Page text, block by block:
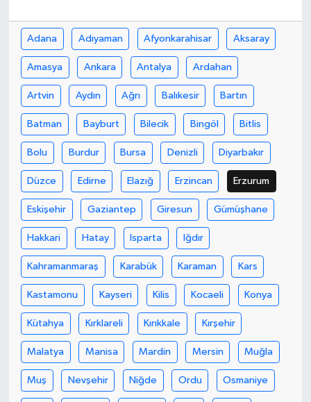
Adana Adıyaman Afyonkarahisar Aksaray
Amasya Ankara Antalya Ardahan
Artvin Aydın Ağrı Balıkesir Bartın
Batman Bayburt Bilecik Bingöl Bitlis
Bolu Burdur Bursa Denizli Diyarbakır
Düzce Edirne Elazığ Erzincan Erzurum
Eskişehir Gaziantep Giresun Gümüşhane
Hakkari Hatay Isparta Iğdır
Kahramanmaraş Karabük Karaman Kars
Kastamonu Kayseri Kilis Kocaeli Konya
Kütahya Kırklareli Kırıkkale Kırşehir
Malatya Manisa Mardin Mersin Muğla
Muş Nevşehir Niğde Ordu Osmaniye
Bilim, Teknoloji